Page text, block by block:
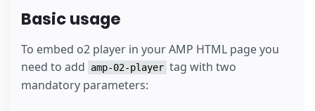
Basic usage
To embed o2 player in your AMP HTML page you
need to add
amp-02-player tag with two
mandatory parameters: